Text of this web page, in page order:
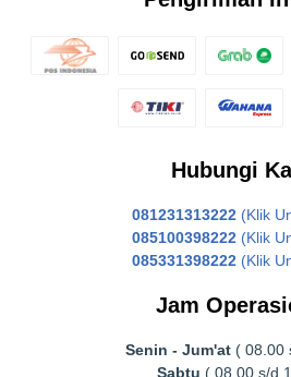
Hubungi
081231313222 (Klik
085100398222 (Klik
085331398222 (Klik
Jam
Senin - Jum'at ( 08.00
Sabtu ( 08.00 s/d